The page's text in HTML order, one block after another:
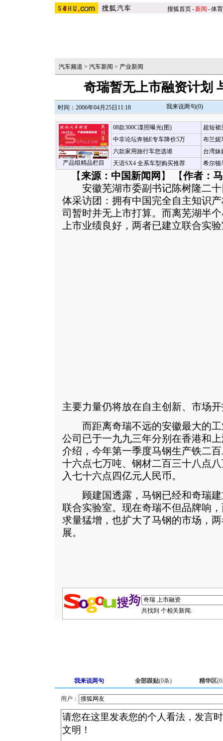
搜狐首页-新闻 -体育
汽车频道 > 汽车新闻 > 产业新闻
奇瑞暂无上市融资计划
时间：2006年04月25日11:18 我来说两句(0)
产品组精品栏目
08款300C谍照曝光(图)
中非论坛奔驰E专车降价5万
六款家用旅行车您选谁
天语SX4 全系车型购买推荐
超短裙
布兰妮
台湾妹
希尔顿
【来源：中国新闻网 】 【作者：
安徽芜湖市委副书记陈树隆二十
体采访团：拥有中国完全自主知识
司暂时并无上市打算。而离芜湖半
上市业绩良好，两者已建立联合实
主要力量仍将放在自主创新、市场
而距离奇瑞不远的安徽最大的工
公司已于一九九三年分别在香港和
介绍，今年第一季度马钢生产铁二
十六点七万吨、钢材二百三十八点
入七十六点四亿元人民币。
顾建国透露，马钢已经和奇瑞建
联合实验室。现在奇瑞不但品牌响
求量猛增，也扩大了马钢的市场，
展。
共找到 个相关新闻.
我来说两句 全部跟贴(0条) 精华区(0
用户：